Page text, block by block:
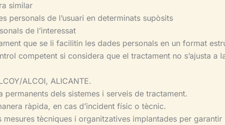
similar
personals de l’usuari en determinats supòsits
de l’interessat
que se li facilitin les dades personals en un format
competent si considera que el tractament no s’ajusta a
ALCOI, ALICANTE.
dels sistemes i serveis de tractament.
ràpida, en cas d’incident físic o tècnic.
tècniques i organitzatives implantades per